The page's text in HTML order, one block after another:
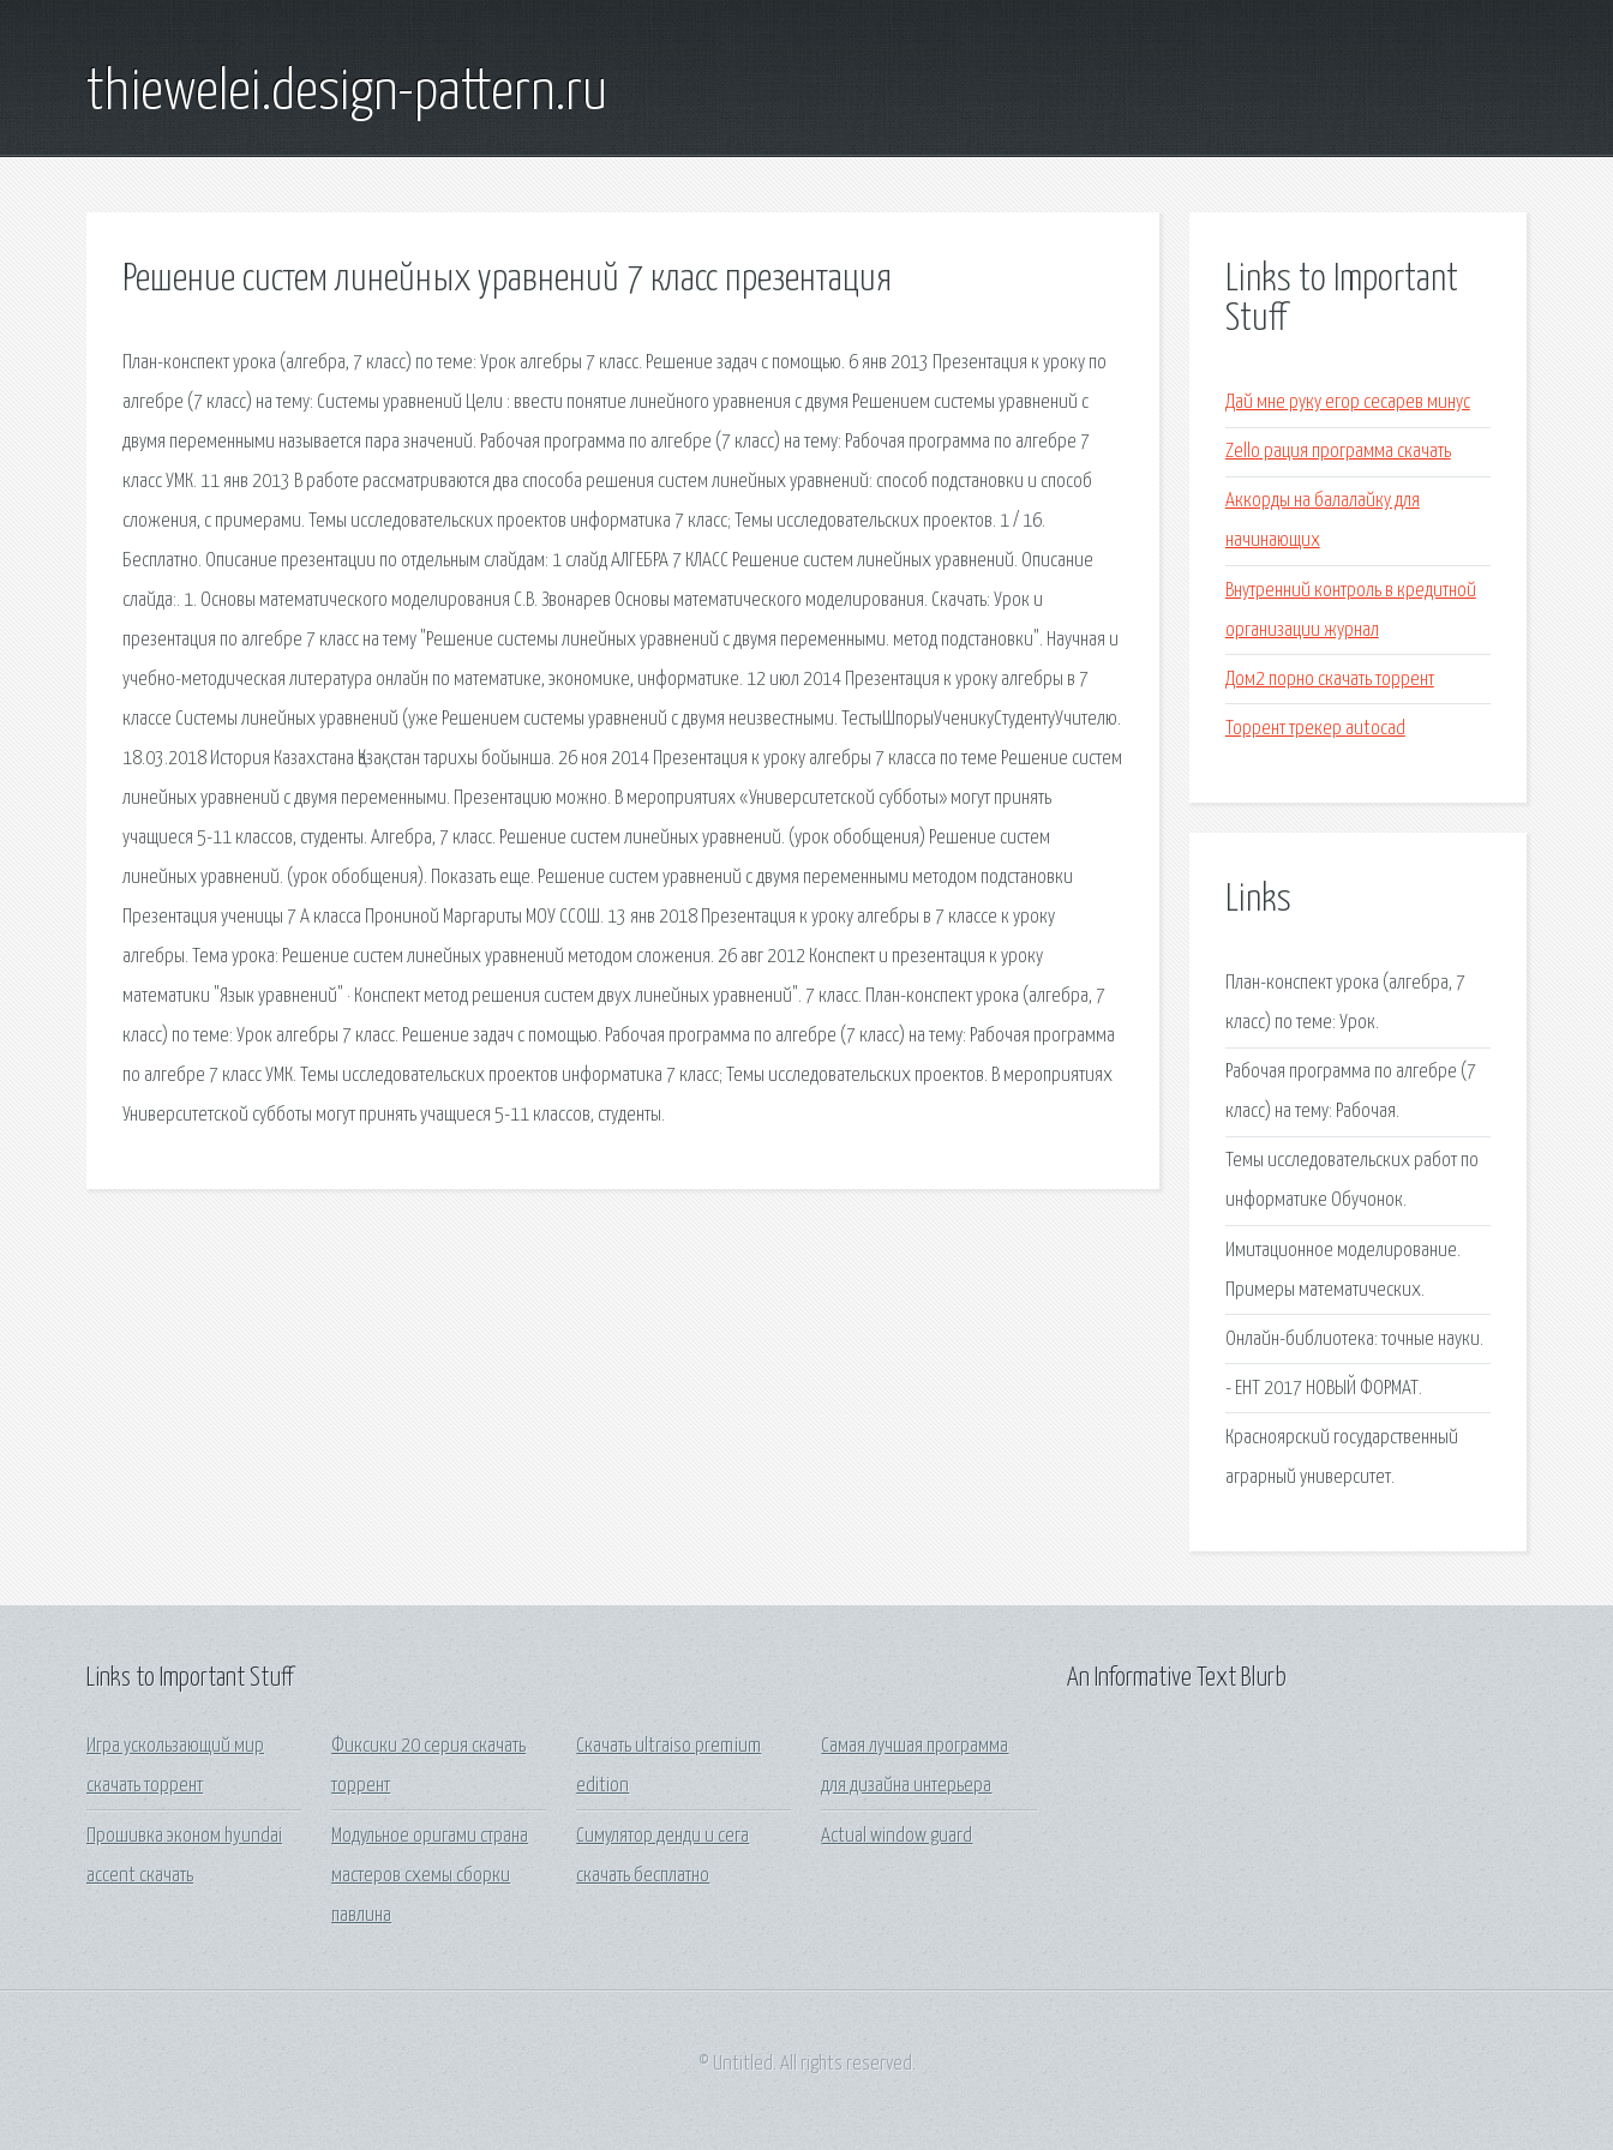
thiewelei.design-pattern.ru
Решение систем линейных уравнений 7 класс презентация
План-конспект урока (алгебра, 7 класс) по теме: Урок алгебры 7 класс. Решение задач с помощью. 6 янв 2013 Презентация к уроку по
алгебре (7 класс) на тему: Системы уравнений Цели : ввести понятие линейного уравнения с двумя Решением системы уравнений с
двумя переменными называется пара значений. Рабочая программа по алгебре (7 класс) на тему: Рабочая программа по алгебре 7
класс УМК. 11 янв 2013 В работе рассматриваются два способа решения систем линейных уравнений: способ подстановки и способ
сложения, с примерами. Темы исследовательских проектов информатика 7 класс; Темы исследовательских проектов. 1 / 16.
Бесплатно. Описание презентации по отдельным слайдам: 1 слайд АЛГЕБРА 7 КЛАСС Решение систем линейных уравнений. Описание
слайда:. 1. Основы математического моделирования С.В. Звонарев Основы математического моделирования. Скачать: Урок и
презентация по алгебре 7 класс на тему "Решение системы линейных уравнений с двумя переменными. метод подстановки". Научная и
учебно-методическая литература онлайн по математике, экономике, информатике. 12 июл 2014 Презентация к уроку алгебры в 7
классе Системы линейных уравнений (уже Решением системы уравнений с двумя неизвестными. ТестыШпорыУченикуСтудентуУчителю.
18.03.2018 История Казахстана Қазақстан тарихы бойынша. 26 ноя 2014 Презентация к уроку алгебры 7 класса по теме Решение систем
линейных уравнений с двумя переменными. Презентацию можно. В мероприятиях «Университетской субботы» могут принять
учащиеся 5-11 классов, студенты. Алгебра, 7 класс. Решение систем линейных уравнений. (урок обобщения) Решение систем
линейных уравнений. (урок обобщения). Показать еще. Решение систем уравнений с двумя переменными методом подстановки
Презентация ученицы 7 А класса Прониной Маргариты МОУ ССОШ. 13 янв 2018 Презентация к уроку алгебры в 7 классе к уроку
алгебры. Тема урока: Решение систем линейных уравнений методом сложения. 26 авг 2012 Конспект и презентация к уроку
математики "Язык уравнений" · Конспект метод решения систем двух линейных уравнений". 7 класс. План-конспект урока (алгебра, 7
класс) по теме: Урок алгебры 7 класс. Решение задач с помощью. Рабочая программа по алгебре (7 класс) на тему: Рабочая программа
по алгебре 7 класс УМК. Темы исследовательских проектов информатика 7 класс; Темы исследовательских проектов. В мероприятиях
Университетской субботы могут принять учащиеся 5-11 классов, студенты.
Links to Important
Stuff
Дай мне руку егор сесарев минус
Zello рация программа скачать
Аккорды на балалайку для
начинающих
Внутренний контроль в кредитной
организации журнал
Дом2 порно скачать торрент
Торрент трекер autocad
Links
План-конспект урока (алгебра, 7
класс) по теме: Урок.
Рабочая программа по алгебре (7
класс) на тему: Рабочая.
Темы исследовательских работ по
информатике Обучонок.
Имитационное моделирование.
Примеры математических.
Онлайн-библиотека: точные науки.
- ЕНТ 2017 НОВЫЙ ФОРМАТ.
Красноярский государственный
аграрный университет.
Links to Important Stuff
Игра ускользающий мир
скачать торрент
Прошивка эконом hyundai
accent скачать
Фиксики 20 серия скачать
торрент
Модульное оригами страна
мастеров схемы сборки
павлина
Скачать ultraiso premium
edition
Симулятор денди и сега
скачать бесплатно
Самая лучшая программа
для дизайна интерьера
Actual window guard
An Informative Text Blurb
© Untitled. All rights reserved.